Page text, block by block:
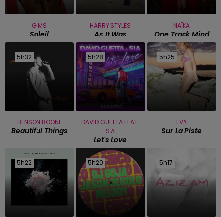
GIMS
Soleil
HARRY STYLES
As It Was
NAÏKA
One Track Mind
5h32
5h32
BENSON BOONE
Beautiful Things
5h28
5h28
DAVID GUETTA FEAT.
SIA
Let's Love
5h25
5h25
EVA
Sur La Piste
5h22
5h22 5h20
5h20 5h17
5h17